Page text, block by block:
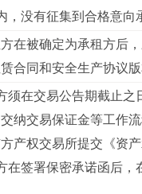
，没有征集到合格意向
在被确定为承租方后
合同和安全生产协议
须在交易公告期截止
纳交易保证金等工作
产权交易所提交《资
在签署保密承诺函后